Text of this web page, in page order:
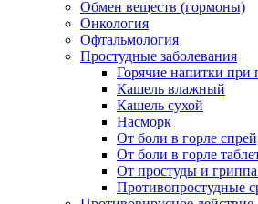
Обмен веществ (гормоны)
Онкология
Офтальмология
Простудные заболевания
Горячие напитки при
Кашель влажный
Кашель сухой
Насморк
От боли в горле
От боли в горле
От простуды и
Противопростудные